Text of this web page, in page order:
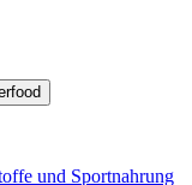
und Sportnahrung